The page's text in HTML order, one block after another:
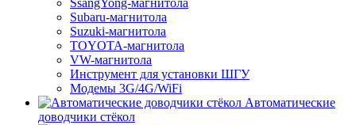
SsangYong-магнитола
Subaru-магнитола
Suzuki-магнитола
TOYOTA-магнитола
VW-магнитола
Инструмент для установки ШГУ
Модемы 3G/4G/WiFi
Автоматические
доводчики стёкол